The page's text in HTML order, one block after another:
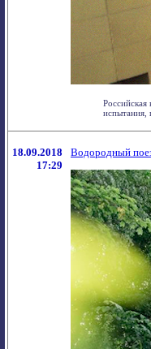
Российская
испытания,
18.09.2018
17:29
Водородный